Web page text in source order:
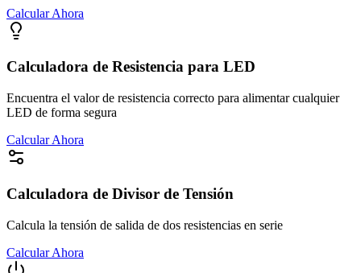
Calcular Ahora
Calculadora de Resistencia para LED
Encuentra el valor de resistencia correcto para alimentar cualquier
LED de forma segura
Calcular Ahora
Calculadora de Divisor de Tensión
Calcula la tensión de salida de dos resistencias en serie
Calcular Ahora